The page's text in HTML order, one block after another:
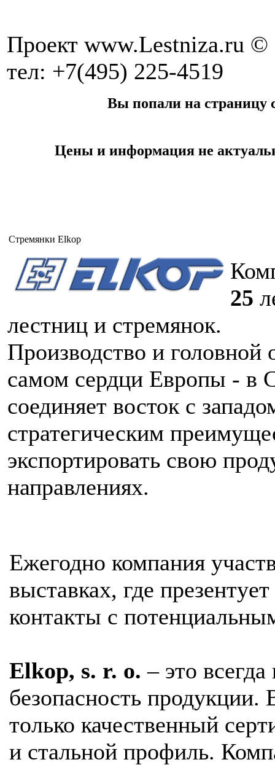
Проект www.Lestniza.ru ©
тел: +7(495) 225-4519
Вы попали на страницу
Цены и информация не
Cтремянки Elkop
25
лестниц и стремянок.
Производство и головной
самом сердци Европы - в
соединяет восток с
стратегическим
экспортировать свою
направлениях.
Ежегодно компания
выставках, где
контакты с
Elkop, s. r. o. – это
безопасность продукции.
только качественный
и стальной профиль.